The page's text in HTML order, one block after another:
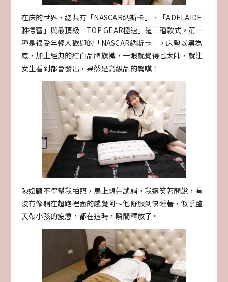
在床的世界，總共有「NASCAR納斯卡」、「ADELAIDE
雅德蕾」與最頂級「TOP GEAR極速」這三種款式。第一
種是很受年輕人歡迎的「NASCAR納斯卡」，床墊以黑為
底，加上經典的紅白品牌旗幟，一眼就覺得也太帥，就連
女生看到都會發出，果然是高級品的驚嘆！
陳妞顧不得幫我拍照，馬上想先試躺。我還笑著問說，有
沒有像躺在超跑裡面的感覺阿～他舒服到快睡著，似乎整
天帶小孩的疲憊，都在這時，瞬間釋放了。